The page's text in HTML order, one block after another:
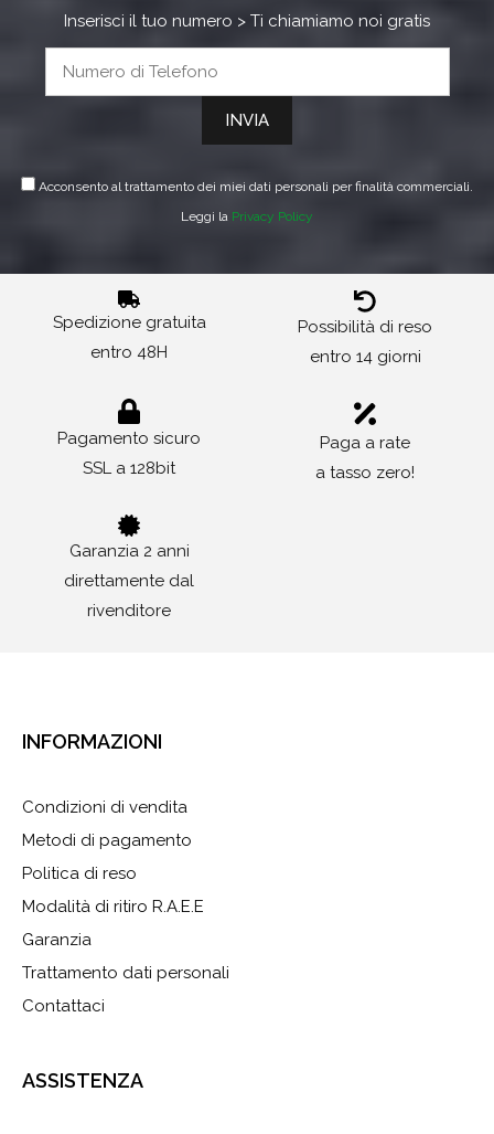
Inserisci il tuo numero > Ti chiamiamo noi gratis
Acconsento al trattamento dei miei dati personali per finalità commerciali.
Leggi la Privacy Policy
Spedizione gratuita
entro 48H
Possibilità di reso
entro 14 giorni
Pagamento sicuro
SSL a 128bit
Paga a rate
a tasso zero!
Garanzia 2 anni
direttamente dal
rivenditore
INFORMAZIONI
Condizioni di vendita
Metodi di pagamento
Politica di reso
Modalità di ritiro R.A.E.E
Garanzia
Trattamento dati personali
Contattaci
ASSISTENZA